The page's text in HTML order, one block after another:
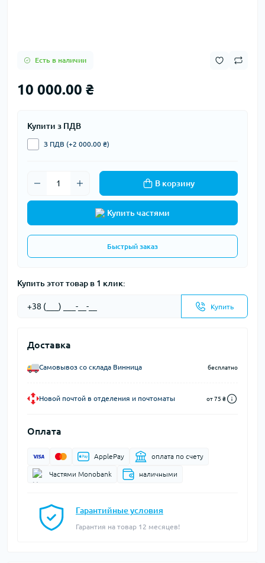
Есть в наличии
10 000.00 ₴
Купити з ПДВ
З ПДВ (+2 000.00 ₴)
В корзину
Купить частями
Быстрый заказ
Купить этот товар в 1 клик:
Купить
Доставка
Самовывоз со склада Винница бесплатно
Новой почтой в отделения и почтоматы от 75 ₴
Оплата
ApplePay оплата по счету
Частями Monobank наличными
Гарантийные условия
Гарантия на товар 12 месяцев!